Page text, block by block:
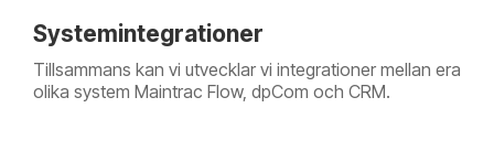
Systemintegrationer
Tillsammans kan vi utvecklar vi integrationer mellan era
olika system Maintrac Flow, dpCom och CRM.